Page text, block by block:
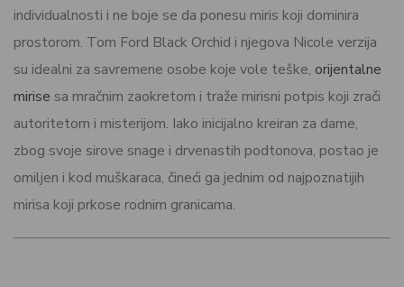
individualnosti i ne boje se da ponesu miris koji dominira
prostorom. Tom Ford Black Orchid i njegova Nicole verzija
su idealni za savremene osobe koje vole teške, orijentalne
mirise sa mračnim zaokretom i traže mirisni potpis koji zrači
autoritetom i misterijom. Iako inicijalno kreiran za dame,
zbog svoje sirove snage i drvenastih podtonova, postao je
omiljen i kod muškaraca, čineći ga jednim od najpoznatijih
mirisa koji prkose rodnim granicama.